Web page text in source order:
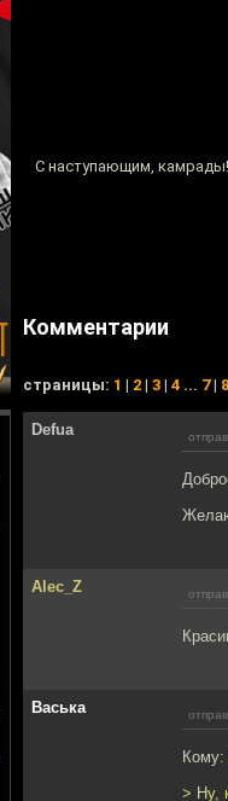
С наступающим, камрады!
Комментарии
cтраницы: 1 | 2 | 3 | 4 ... 7| 8
Defua
Alec_Z
Васька
Кому:
> Ну,